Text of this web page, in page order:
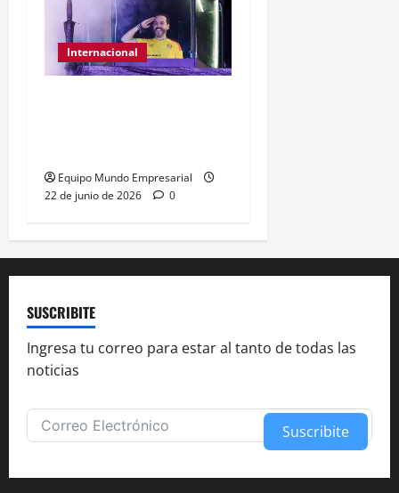
Internacional
Equipo Mundo Empresarial
22 de junio de 2026
0
SUSCRIBITE
Ingresa tu correo para estar al tanto de todas las
noticias
Suscribite